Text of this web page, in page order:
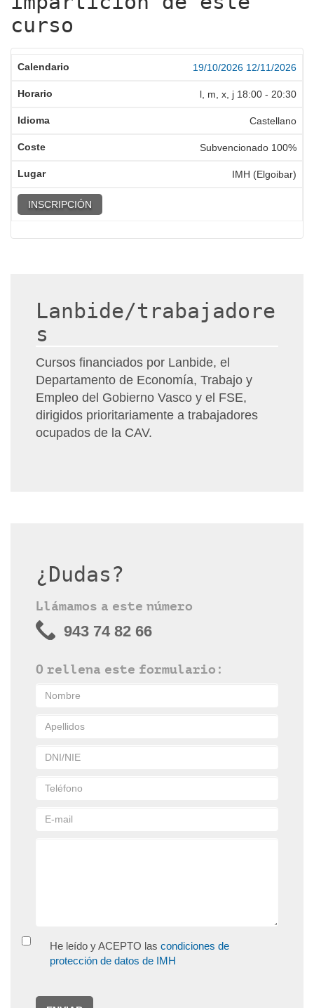
curso
19/10/2026 12/11/2026
l, m, x, j 18:00 - 20:30
Castellano
Subvencionado 100%
IMH (Elgoibar)
INSCRIPCIÓN
Lanbide/trabajadore
s
Cursos financiados por Lanbide, el
Departamento de Economía, Trabajo y
Empleo del Gobierno Vasco y el FSE,
dirigidos prioritariamente a trabajadores
ocupados de la CAV.
¿Dudas?
Llámamos a este número
943 74 82 66
O rellena este formulario:
He leído y ACEPTO las condiciones de
protección de datos de IMH